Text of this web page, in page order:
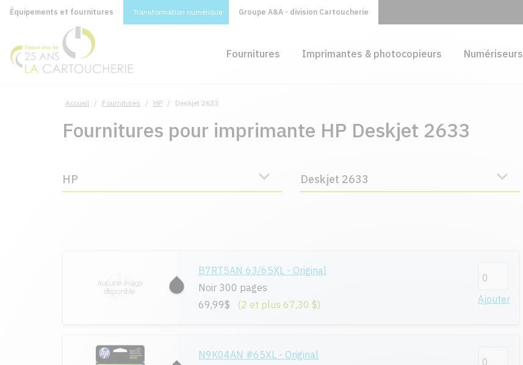
Équipements et fournitures Transformation numérique Groupe A&A - division Cartoucherie
Fournitures Imprimantes & photocopieurs Numériseurs
Accueil / Fournitures / HP / Deskjet 2633
Fournitures pour imprimante HP Deskjet 2633
HP Deskjet 2633
B7RT5AN 63/65XL - Original
Noir 300 pages
69,99$
(2 et plus 67,30 $) Ajouter
N9K04AN #65XL - Original